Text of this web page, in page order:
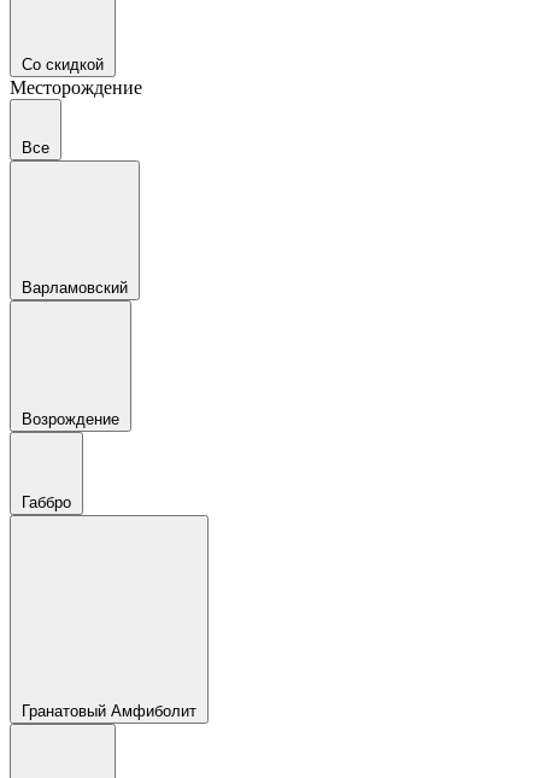
Со скидкой
Месторождение
Все
Варламовский
Возрождение
Габбро
Гранатовый Амфиболит